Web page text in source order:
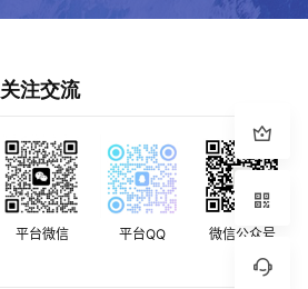
关注交流
平台微信 平台QQ 微信公众号